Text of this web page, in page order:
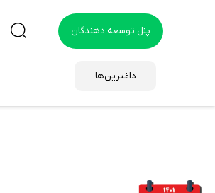
پنل توسعه دهندگان
داغترین‌ها